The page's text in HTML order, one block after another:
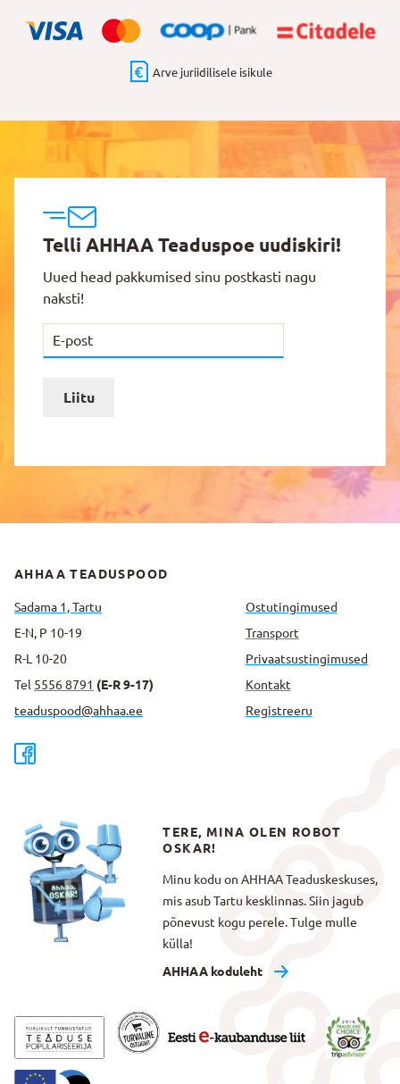
Arve juriidilisele isikule
Telli AHHAA Teaduspoe uudiskiri!
Uued head pakkumised sinu postkasti nagu
naksti!
Liitu
AHHAA TEADUSPOOD
Sadama 1, Tartu
E-N, P 10-19
R-L 10-20
Tel 5556 8791 (E-R 9-17)
teaduspood@ahhaa.ee
Ostutingimused
Transport
Privaatsus­tingimused
Kontakt
Registreeru
TERE, MINA OLEN ROBOT
OSKAR!
Minu kodu on AHHAA Teaduskeskuses,
mis asub Tartu kesklinnas. Siin jagub
põnevust kogu perele. Tulge mulle
külla!
AHHAA koduleht